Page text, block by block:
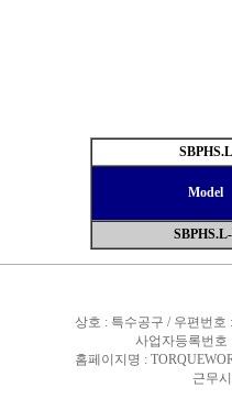
SBPHS.L
Model
상호 : 특수공구 / 우편번호
사업자등록번호
홈페이지명 :
근무